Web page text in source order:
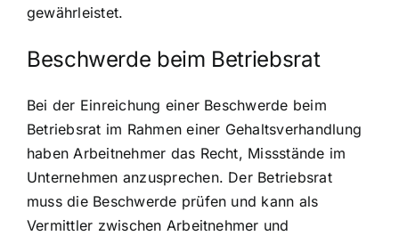
gewährleistet.
Beschwerde beim Betriebsrat
Bei der Einreichung einer Beschwerde beim
Betriebsrat im Rahmen einer Gehaltsverhandlung
haben Arbeitnehmer das Recht, Missstände im
Unternehmen anzusprechen. Der Betriebsrat
muss die Beschwerde prüfen und kann als
Vermittler zwischen Arbeitnehmer und